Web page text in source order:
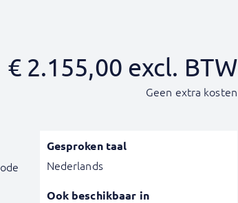
€2.155,00 excl. BTW
Geen extra kosten
Gesproken taal
Nederlands
Ook beschikbaar in